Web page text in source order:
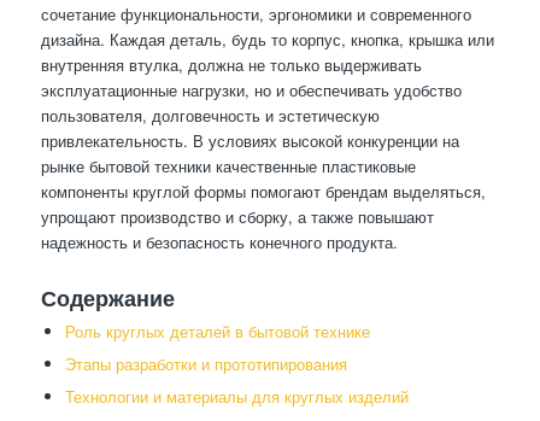
сочетание функциональности, эргономики и современного
дизайна. Каждая деталь, будь то корпус, кнопка, крышка или
внутренняя втулка, должна не только выдерживать
эксплуатационные нагрузки, но и обеспечивать удобство
пользователя, долговечность и эстетическую
привлекательность. В условиях высокой конкуренции на
рынке бытовой техники качественные пластиковые
компоненты круглой формы помогают брендам выделяться,
упрощают производство и сборку, а также повышают
надежность и безопасность конечного продукта.
Содержание
Роль круглых деталей в бытовой технике
Этапы разработки и прототипирования
Технологии и материалы для круглых изделий